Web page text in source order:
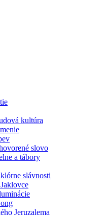
kultúra
slovo
a tábory
slávnosti
Jeruzalema